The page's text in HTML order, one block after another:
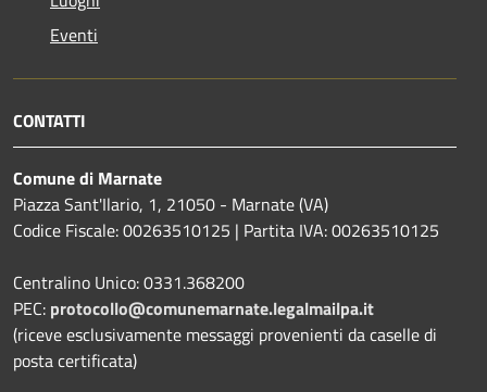
Eventi
CONTATTI
Comune di Marnate
Piazza Sant'Ilario, 1, 21050 - Marnate (VA)
Codice Fiscale: 00263510125 | Partita IVA: 00263510125
Centralino Unico: 0331.368200
PEC: protocollo@comunemarnate.legalmailpa.it
(riceve esclusivamente messaggi provenienti da caselle di
posta certificata)